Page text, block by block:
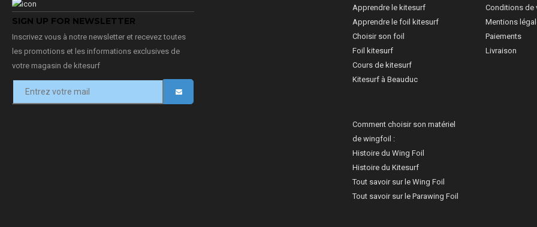
SIGN UP FOR NEWSLETTER
Inscrivez vous à notre newsletter et recevez toutes
les promotions et les informations exclusives de
votre magasin de kitesurf
Apprendre le kitesurf
Apprendre le foil kitesurf
Choisir son foil
Foil kitesurf
Cours de kitesurf
Kitesurf à Beauduc
Comment choisir son matériel
de wingfoil :
Histoire du Wing Foil
Histoire du Kitesurf
Tout savoir sur le Wing Foil
Tout savoir sur le Parawing Foil
Conditions de
Mentions
Paiements
Livraison